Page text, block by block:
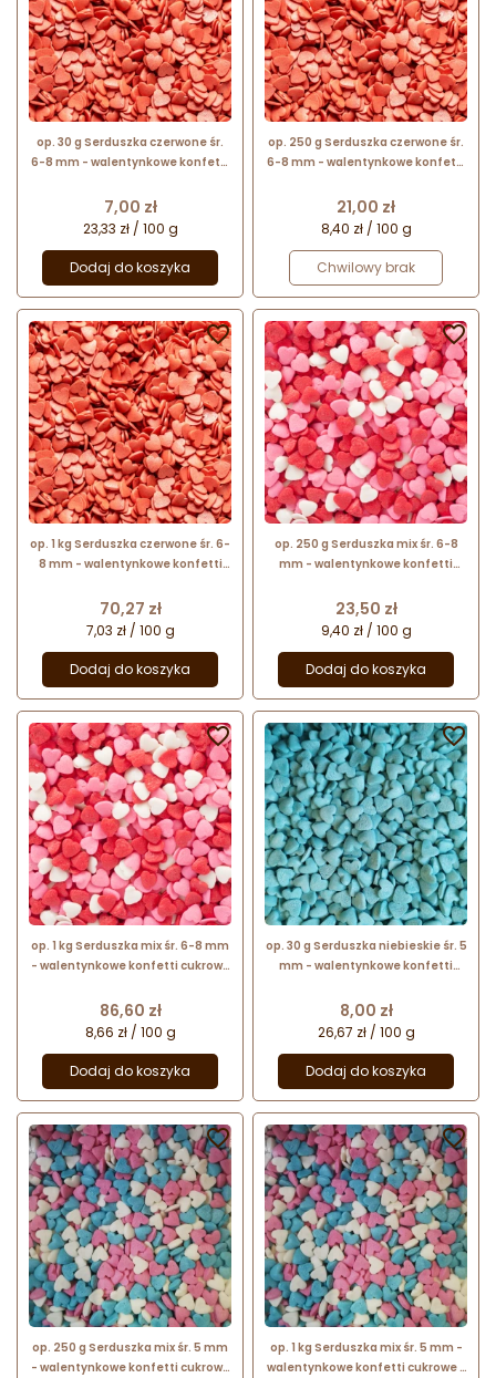
op. 30 g Serduszka czerwone śr.
6-8 mm - walentynkowe konfetti
Cena
7,00 zł
23,33 zł / 100 g
Dodaj do koszyka
op. 250 g Serduszka czerwone śr.
6-8 mm - walentynkowe konfetti
Cena
21,00 zł
8,40 zł / 100 g
Chwilowy brak
op. 1 kg Serduszka czerwone śr. 6-
8 mm - walentynkowe konfetti
Cena
70,27 zł
7,03 zł / 100 g
Dodaj do koszyka

op. 250 g Serduszka mix śr. 6-8
mm - walentynkowe konfetti
Cena
23,50 zł
9,40 zł / 100 g
Dodaj do koszyka

op. 1 kg Serduszka mix śr. 6-8 mm
- walentynkowe konfetti cukrowe
Cena
86,60 zł
8,66 zł / 100 g
Dodaj do koszyka

op. 30 g Serduszka niebieskie śr. 5
mm - walentynkowe konfetti
Cena
8,00 zł
26,67 zł / 100 g
Dodaj do koszyka

op. 250 g Serduszka mix śr. 5 mm
- walentynkowe konfetti cukrowe

op. 1 kg Serduszka mix śr. 5 mm -
walentynkowe konfetti cukrowe -
